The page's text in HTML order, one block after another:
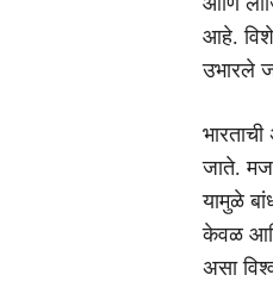
आहे.
उभारले
जाते.
यामुळे
केवळ
असा